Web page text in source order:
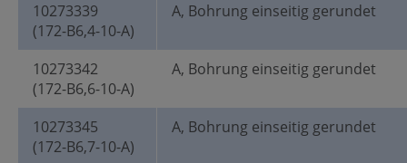
10273339
(172-B6,4-10-A)
A, Bohrung einseitig gerundet
10273342
(172-B6,6-10-A)
A, Bohrung einseitig gerundet
10273345
(172-B6,7-10-A)
A, Bohrung einseitig gerundet